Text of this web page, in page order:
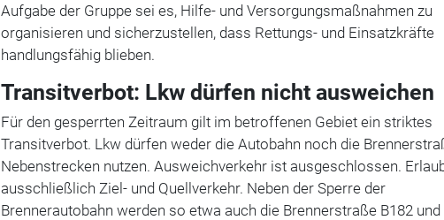
Aufgabe der Gruppe sei es, Hilfe- und Versorgungsmaßnahmen zu
organisieren und sicherzustellen, dass Rettungs- und Einsatzkräfte
handlungsfähig blieben.
Transitverbot: Lkw dürfen nicht ausweichen
Für den gesperrten Zeitraum gilt im betroffenen Gebiet ein striktes
Transitverbot. Lkw dürfen weder die Autobahn noch die
Nebenstrecken nutzen. Ausweichverkehr ist ausgeschlossen.
ausschließlich Ziel- und Quellverkehr. Neben der Sperre der
Brennerautobahn werden so etwa auch die Brennerstraße B182 und